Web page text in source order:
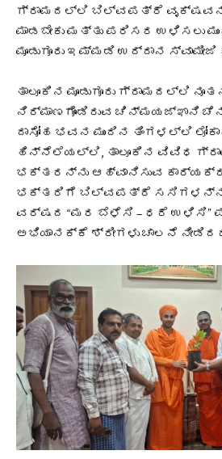
ಗ್ರಾಮದಲ್ಲಿ ಬಿಲ್ವಪತ್ರೆ
ಮಾಡಬೇಕು ಮತ್ತು ಪರಿಸರ ಉಳಿಸಲು
ಮೂಡುಗೂರು ಇಮ್ಮಡಿ ಉದ್ದಾನ
ತಾಲೂಕಿನ ಮೂಡುಗೂರು ಗ್ರಾಮದಲ್ಲಿ
ನಿರ್ಮಾಣಗೊಂಡಿರುವ
ದಾಸೋಹ ಭವನ ಮುಂದಿನ ತಿಂಗಳಲ್ಲಿ
ಹಿನ್ನೆಲೆಯಲ್ಲಿ, ತಾಲೂಕಿನ ವಿವಿಧ
ಭಕ್ತರನ್ನು ಆಹ್ವಾನಿಸುವ
ಭಕ್ತರಿಗೆ ಬಿಲ್ವಪತ್ರೆ ಸಸಿಗಳನ್ನು
ವರ್ಷದ “ಮರ ಬೆಳೆಸಿ – ಧರೆ ಉಳಿಸಿ”
ಅಭಿಯಾನಕ್ಕೆ ಶ್ರೀಗಳು ಚಾಲನೆ